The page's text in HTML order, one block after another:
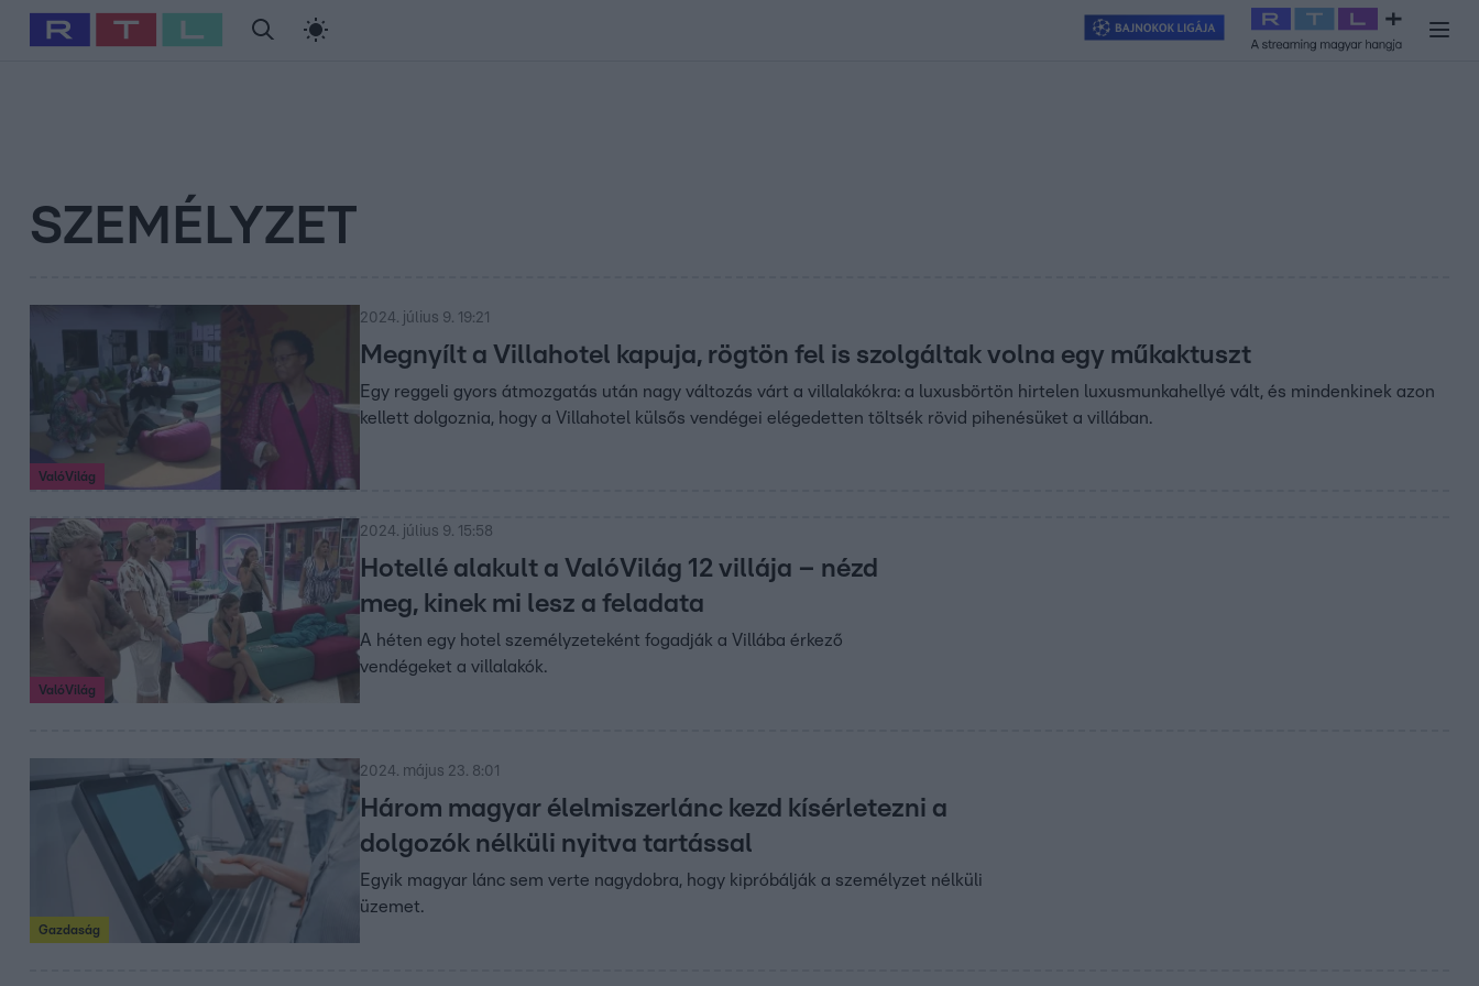
Babits Marcella Szellő István Most Wanted Exek csatája 2026 Celeb vagyok, ments ki innen
SZEMÉLYZET
ValóVilág
2024. július 9. 19:21
Megnyílt a Villahotel kapuja, rögtön fel is szolgáltak volna egy műkaktuszt
Egy reggeli gyors átmozgatás után nagy változás várt a villalakókra: a luxusbörtön hirtelen luxusmunkahellyé vált, és mindenkinek azon
kellett dolgoznia, hogy a Villahotel külsős vendégei elégedetten töltsék rövid pihenésüket a villában.
ValóVilág
2024. július 9. 15:58
Hotellé alakult a ValóVilág 12 villája – nézd
meg, kinek mi lesz a feladata
A héten egy hotel személyzeteként fogadják a Villába érkező
vendégeket a villalakók.
Gazdaság
2024. május 23. 8:01
Három magyar élelmiszerlánc kezd kísérletezni a
dolgozók nélküli nyitva tartással
Egyik magyar lánc sem verte nagydobra, hogy kipróbálják a személyzet nélküli
üzemet.